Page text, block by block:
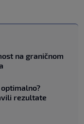
na graničnom
rezultate